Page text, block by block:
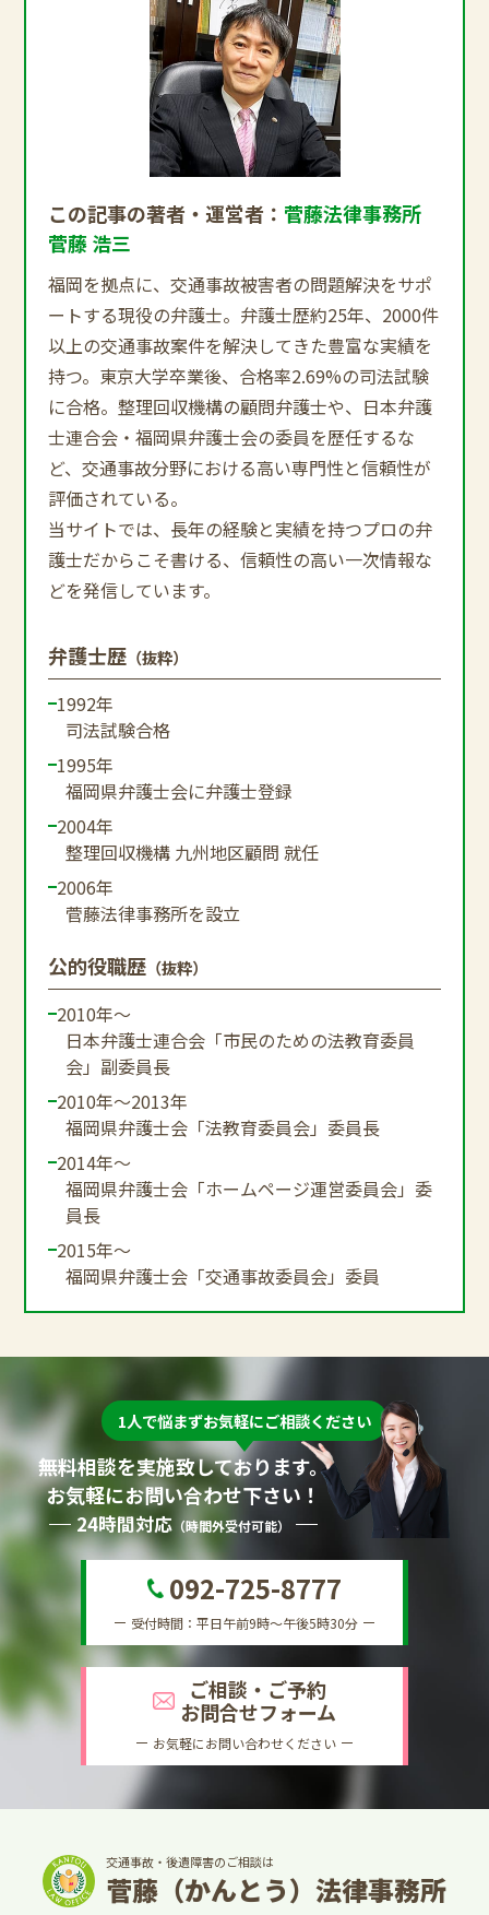
この記事の著者・運営者： 菅藤法律事務所
菅藤 浩三
福岡を拠点に、交通事故被害者の問題解決をサポ
ートする現役の弁護士。弁護士歴約25年、2000件
以上の交通事故案件を解決してきた豊富な実績を
持つ。東京大学卒業後、合格率2.69%の司法試験
に合格。整理回収機構の顧問弁護士や、日本弁護
士連合会・福岡県弁護士会の委員を歴任するな
ど、交通事故分野における高い専門性と信頼性が
評価されている。
当サイトでは、長年の経験と実績を持つプロの弁
護士だからこそ書ける、信頼性の高い一次情報な
どを発信しています。
弁護士歴 （抜粋）
1992年
司法試験合格
1995年
福岡県弁護士会に弁護士登録
2004年
整理回収機構 九州地区顧問 就任
2006年
菅藤法律事務所を設立
公的役職歴 （抜粋）
2010年～
日本弁護士連合会「市民のための法教育委員
会」副委員長
2010年～2013年
福岡県弁護士会「法教育委員会」委員長
2014年～
福岡県弁護士会「ホームページ運営委員会」委
員長
2015年～
福岡県弁護士会「交通事故委員会」委員
1人で悩まずお気軽にご相談ください
無料相談を実施致しております。
お気軽にお問い合わせ下さい！
24時間対応（時間外受付可能）
092-725-8777
受付時間：平日午前9時～午後5時30分
ご相談・ご予約
お問合せフォーム
お気軽にお問い合わせください
交通事故・後遺障害のご相談は
菅藤（かんとう）法律事務所